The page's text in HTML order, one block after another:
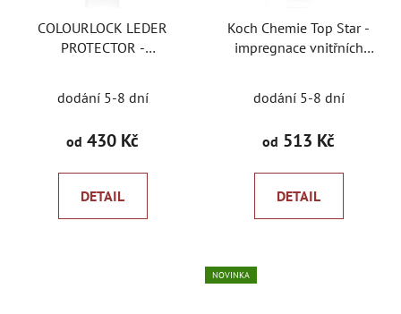
COLOURLOCK LEDER
PROTECTOR -
dodání 5-8 dní
od 430 Kč
DETAIL
Koch Chemie Top Star -
impregnace vnitřních
dodání 5-8 dní
od 513 Kč
DETAIL
NOVINKA